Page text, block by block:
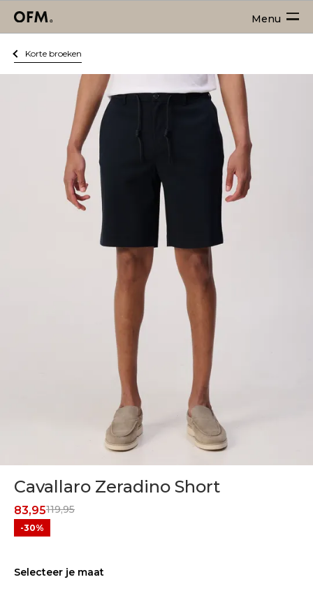
Menu
Korte broeken
Cavallaro Zeradino Short
119,95
83,95
-30%
Selecteer je maat